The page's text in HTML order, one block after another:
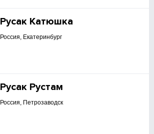
Русак Катюшка
Россия, Екатеринбург
Русак Рустам
Россия, Петрозаводск